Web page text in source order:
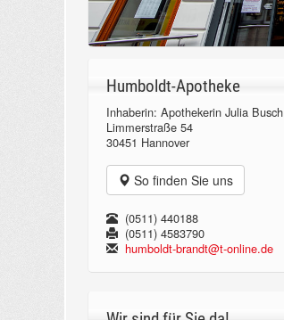
Humboldt-Apotheke
Inhaberin: Apothekerin Julia Busch
Limmerstraße 54
30451 Hannover
So finden Sie uns
(0511) 440188
(0511) 4583790
humboldt-brandt@t-online.de